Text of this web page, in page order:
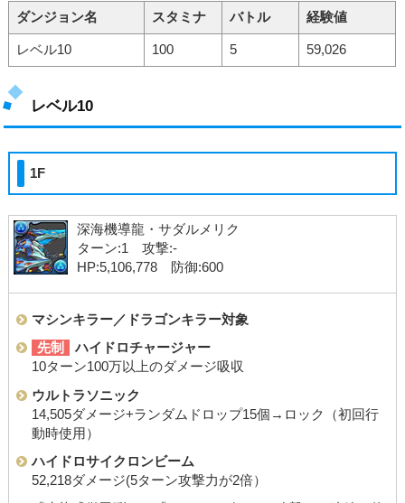
ダンジョン名 スタミナ バトル 経験値
レベル10 100 5 59,026
レベル10
1F
深海機導龍・サダルメリク
ターン:1 攻撃:-
HP:5,106,778 防御:600
マシンキラー／ドラゴンキラー対象
先制
ハイドロチャージャー
10ターン100万以上のダメージ吸収
ウルトラソニック
14,505ダメージ+ランダムドロップ15個→ロック（初回行
動時使用）
ハイドロサイクロンビーム
52,218ダメージ(5ターン攻撃力が2倍）